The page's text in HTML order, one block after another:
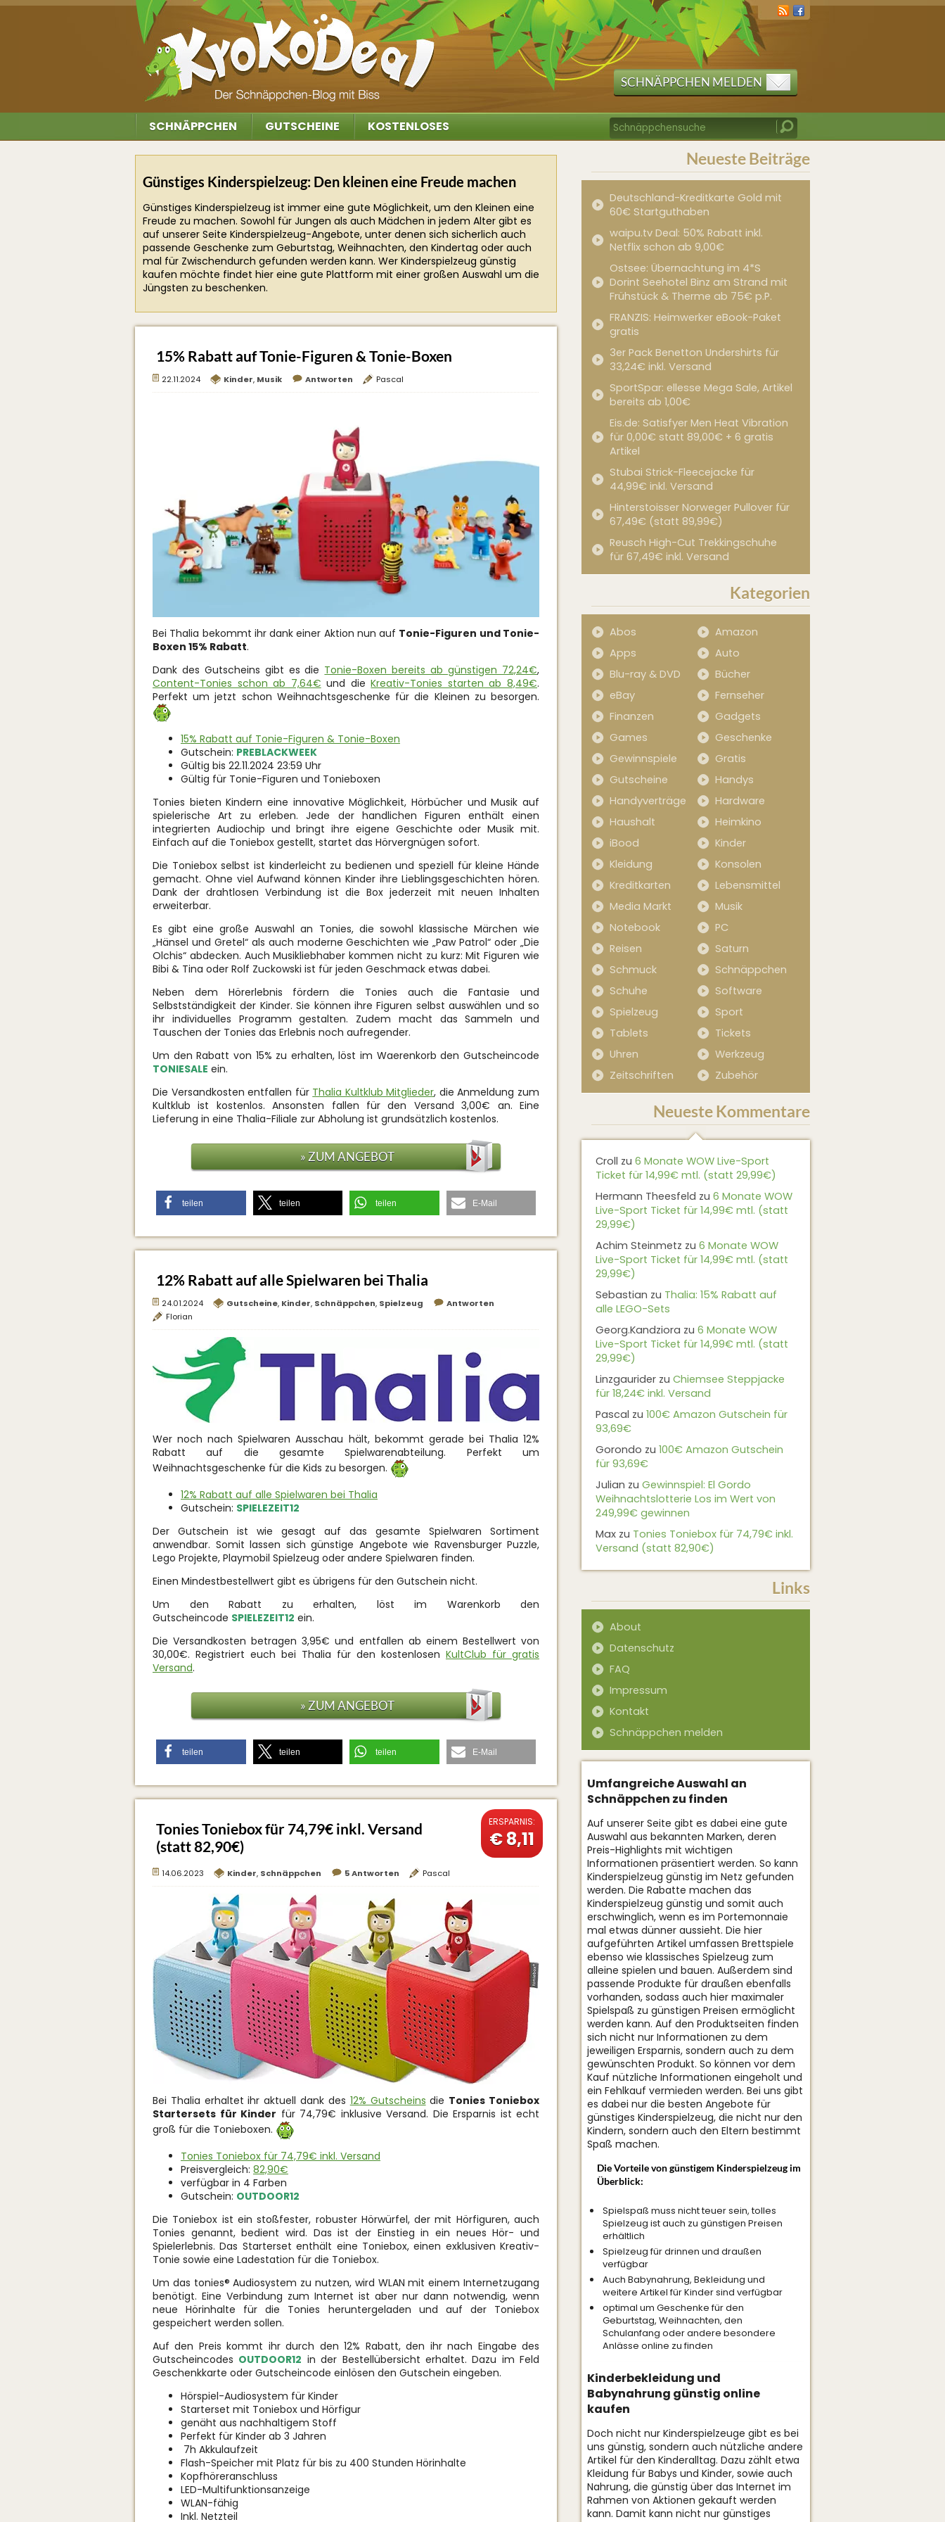
SCHNÄPPCHEN MELDEN
SCHNÄPPCHEN GUTSCHEINE KOSTENLOSES
Günstiges Kinderspielzeug: Den kleinen eine Freude machen
Günstiges Kinderspielzeug ist immer eine gute Möglichkeit, um den Kleinen eine
Freude zu machen. Sowohl für Jungen als auch Mädchen in jedem Alter gibt es
auf unserer Seite Kinderspielzeug-Angebote, unter denen sich sicherlich auch
passende Geschenke zum Geburtstag, Weihnachten, den Kindertag oder auch
mal für Zwischendurch gefunden werden kann. Wer Kinderspielzeug günstig
kaufen möchte findet hier eine gute Plattform mit einer großen Auswahl um die
Jüngsten zu beschenken.
15% Rabatt auf Tonie-Figuren & Tonie-Boxen
22.11.2024 Kinder, Musik Antworten Pascal
Bei Thalia bekommt ihr dank einer Aktion nun auf Tonie-Figuren und Tonie-
Boxen 15% Rabatt.
Dank des Gutscheins gibt es die Tonie-Boxen bereits ab günstigen 72,24€,
Content-Tonies schon ab 7,64€ und dieKreativ-Tonies starten ab 8,49€.
Perfekt um jetzt schon Weihnachtsgeschenke für die Kleinen zu besorgen.
15% Rabatt auf Tonie-Figuren & Tonie-Boxen
Gutschein: PREBLACKWEEK
Gültig bis 22.11.2024 23:59 Uhr
Gültig für Tonie-Figuren und Tonieboxen
Tonies bieten Kindern eine innovative Möglichkeit, Hörbücher und Musik auf
spielerische Art zu erleben. Jede der handlichen Figuren enthält einen
integrierten Audiochip und bringt ihre eigene Geschichte oder Musik mit.
Einfach auf die Toniebox gestellt, startet das Hörvergnügen sofort.
Die Toniebox selbst ist kinderleicht zu bedienen und speziell für kleine Hände
gemacht. Ohne viel Aufwand können Kinder ihre Lieblingsgeschichten hören.
Dank der drahtlosen Verbindung ist die Box jederzeit mit neuen Inhalten
erweiterbar.
Es gibt eine große Auswahl an Tonies, die sowohl klassische Märchen wie
„Hänsel und Gretel“ als auch moderne Geschichten wie „Paw Patrol“ oder „Die
Olchis“ abdecken. Auch Musikliebhaber kommen nicht zu kurz: Mit Figuren wie
Bibi & Tina oder Rolf Zuckowski ist für jeden Geschmack etwas dabei.
Neben dem Hörerlebnis fördern die Tonies auch die Fantasie und
Selbstständigkeit der Kinder. Sie können ihre Figuren selbst auswählen und so
ihr individuelles Programm gestalten. Zudem macht das Sammeln und
Tauschen der Tonies das Erlebnis noch aufregender.
Um den Rabatt von 15% zu erhalten, löst im Waerenkorb den Gutscheincode
TONIESALE ein.
Die Versandkosten entfallen für Thalia Kultklub Mitglieder, die Anmeldung zum
Kultklub ist kostenlos. Ansonsten fallen für den Versand 3,00€ an. Eine
Lieferung in eine Thalia-Filiale zur Abholung ist grundsätzlich kostenlos.
» ZUM ANGEBOT
teilen teilen teilen E-Mail
12% Rabatt auf alle Spielwaren bei Thalia
24.01.2024 Gutscheine, Kinder, Schnäppchen, Spielzeug
Antworten
Florian
Wer noch nach Spielwaren Ausschau hält, bekommt gerade bei Thalia 12%
Rabatt auf die gesamte Spielwarenabteilung. Perfekt um
Weihnachtsgeschenke für die Kids zu besorgen.
12% Rabatt auf alle Spielwaren bei Thalia
Gutschein: SPIELEZEIT12
Der Gutschein ist wie gesagt auf das gesamte Spielwaren Sortiment
anwendbar. Somit lassen sich günstige Angebote wie Ravensburger Puzzle,
Lego Projekte, Playmobil Spielzeug oder andere Spielwaren finden.
Einen Mindestbestellwert gibt es übrigens für den Gutschein nicht.
Um den Rabatt zu erhalten, löst im Warenkorb den
Gutscheincode SPIELEZEIT12 ein.
Die Versandkosten betragen 3,95€ und entfallen ab einem Bestellwert von
30,00€. Registriert euch bei Thalia für den kostenlosen KultClub für gratis
Versand.
» ZUM ANGEBOT
teilen teilen teilen E-Mail
Tonies Toniebox für 74,79€ inkl. Versand
(statt 82,90€)
ERSPARNIS:
€ 8,11
14.06.2023 Kinder, Schnäppchen 5 Antworten Pascal
Bei Thalia erhaltet ihr aktuell dank des 12% Gutscheins die Tonies Toniebox
Startersets für Kinder für 74,79€ inklusive Versand. Die Ersparnis ist echt
groß für die Tonieboxen.
Tonies Toniebox für 74,79€ inkl. Versand
Preisvergleich: 82,90€
verfügbar in 4 Farben
Gutschein: OUTDOOR12
Die Toniebox ist ein stoßfester, robuster Hörwürfel, der mit Hörfiguren, auch
Tonies genannt, bedient wird. Das ist der Einstieg in ein neues Hör- und
Spielerlebnis. Das Starterset enthält eine Toniebox, einen exklusiven Kreativ-
Tonie sowie eine Ladestation für die Toniebox.
Um das tonies® Audiosystem zu nutzen, wird WLAN mit einem Internetzugang
benötigt. Eine Verbindung zum Internet ist aber nur dann notwendig, wenn
neue Hörinhalte für die Tonies heruntergeladen und auf der Toniebox
gespeichert werden sollen.
Auf den Preis kommt ihr durch den 12% Rabatt, den ihr nach Eingabe des
Gutscheincodes OUTDOOR12 in der Bestellübersicht erhaltet. Dazu im Feld
Geschenkkarte oder Gutscheincode einlösen den Gutschein eingeben.
Hörspiel-Audiosystem für Kinder
Starterset mit Toniebox und Hörfigur
genäht aus nachhaltigem Stoff
Perfekt für Kinder ab 3 Jahren
7h Akkulaufzeit
Flash-Speicher mit Platz für bis zu 400 Stunden Hörinhalte
Kopfhöreranschluss
LED-Multifunktionsanzeige
WLAN-fähig
Inkl. Netzteil
Neueste Beiträge
Deutschland-Kreditkarte Gold mit
60€ Startguthaben
waipu.tv Deal: 50% Rabatt inkl.
Netflix schon ab 9,00€
Ostsee: Übernachtung im 4*S
Dorint Seehotel Binz am Strand mit
Frühstück & Therme ab 75€ p.P.
FRANZIS: Heimwerker eBook-Paket
gratis
3er Pack Benetton Undershirts für
33,24€ inkl. Versand
SportSpar: ellesse Mega Sale, Artikel
bereits ab 1,00€
Eis.de: Satisfyer Men Heat Vibration
für 0,00€ statt 89,00€ + 6 gratis
Artikel
Stubai Strick-Fleecejacke für
44,99€ inkl. Versand
Hinterstoisser Norweger Pullover für
67,49€ (statt 89,99€)
Reusch High-Cut Trekkingschuhe
für 67,49€ inkl. Versand
Kategorien
Abos
Amazon
Apps
Auto
Blu-ray & DVD
Bücher
eBay
Fernseher
Finanzen
Gadgets
Games
Geschenke
Gewinnspiele
Gratis
Gutscheine
Handys
Handyverträge
Hardware
Haushalt
Heimkino
iBood
Kinder
Kleidung
Konsolen
Kreditkarten
Lebensmittel
Media Markt
Musik
Notebook
PC
Reisen
Saturn
Schmuck
Schnäppchen
Schuhe
Software
Spielzeug
Sport
Tablets
Tickets
Uhren
Werkzeug
Zeitschriften
Zubehör
Neueste Kommentare
Croll zu 6 Monate WOW Live-Sport
Ticket für 14,99€ mtl. (statt 29,99€)
Hermann Theesfeld zu 6 Monate WOW
Live-Sport Ticket für 14,99€ mtl. (statt
29,99€)
Achim Steinmetz zu 6 Monate WOW
Live-Sport Ticket für 14,99€ mtl. (statt
29,99€)
Sebastian zu Thalia: 15% Rabatt auf
alle LEGO-Sets
Georg.Kandziora zu 6 Monate WOW
Live-Sport Ticket für 14,99€ mtl. (statt
29,99€)
Linzgaurider zu Chiemsee Steppjacke
für 18,24€ inkl. Versand
Pascal zu 100€ Amazon Gutschein für
93,69€
Gorondo zu 100€ Amazon Gutschein
für 93,69€
Julian zu Gewinnspiel: El Gordo
Weihnachtslotterie Los im Wert von
249,99€ gewinnen
Max zu Tonies Toniebox für 74,79€ inkl.
Versand (statt 82,90€)
Links
About
Datenschutz
FAQ
Impressum
Kontakt
Schnäppchen melden
Umfangreiche Auswahl an
Schnäppchen zu finden
Auf unserer Seite gibt es dabei eine gute
Auswahl aus bekannten Marken, deren
Preis-Highlights mit wichtigen
Informationen präsentiert werden. So kann
Kinderspielzeug günstig im Netz gefunden
werden. Die Rabatte machen das
Kinderspielzeug günstig und somit auch
erschwinglich, wenn es im Portemonnaie
mal etwas dünner aussieht. Die hier
aufgeführten Artikel umfassen Brettspiele
ebenso wie klassisches Spielzeug zum
alleine spielen und bauen. Außerdem sind
passende Produkte für draußen ebenfalls
vorhanden, sodass auch hier maximaler
Spielspaß zu günstigen Preisen ermöglicht
werden kann. Auf den Produktseiten finden
sich nicht nur Informationen zu dem
jeweiligen Ersparnis, sondern auch zu dem
gewünschten Produkt. So können vor dem
Kauf nützliche Informationen eingeholt und
ein Fehlkauf vermieden werden. Bei uns gibt
es dabei nur die besten Angebote für
günstiges Kinderspielzeug, die nicht nur den
Kindern, sondern auch den Eltern bestimmt
Spaß machen.
Die Vorteile von günstigem Kinderspielzeug im
Überblick:
Spielspaß muss nicht teuer sein, tolles
Spielzeug ist auch zu günstigen Preisen
erhältlich
Spielzeug für drinnen und draußen
verfügbar
Auch Babynahrung, Bekleidung und
weitere Artikel für Kinder sind verfügbar
optimal um Geschenke für den
Geburtstag, Weihnachten, den
Schulanfang oder andere besondere
Anlässe online zu finden
Kinderbekleidung und
Babynahrung günstig online
kaufen
Doch nicht nur Kinderspielzeuge gibt es bei
uns günstig, sondern auch nützliche andere
Artikel für den Kinderalltag. Dazu zählt etwa
Kleidung für Babys und Kinder, sowie auch
Nahrung, die günstig über das Internet im
Rahmen von Aktionen gekauft werden
kann. Damit kann nicht nur günstiges